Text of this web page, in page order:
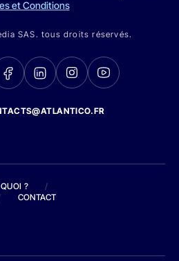
et Conditions
SAS. tous droits réservés.
?
/
CONTACT